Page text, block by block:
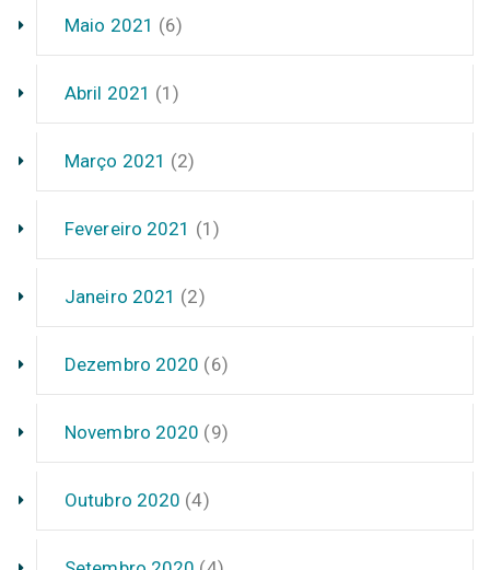
Maio 2021 (6)
Abril 2021 (1)
Março 2021 (2)
Fevereiro 2021 (1)
Janeiro 2021 (2)
Dezembro 2020 (6)
Novembro 2020 (9)
Outubro 2020 (4)